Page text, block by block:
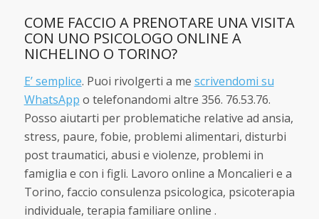
COME FACCIO A PRENOTARE UNA VISITA
CON UNO PSICOLOGO ONLINE A
NICHELINO O TORINO?
E’ semplice. Puoi rivolgerti a me scrivendomi su
WhatsApp o telefonandomi altre 356. 76.53.76.
Posso aiutarti per problematiche relative ad ansia,
stress, paure, fobie, problemi alimentari, disturbi
post traumatici, abusi e violenze, problemi in
famiglia e con i figli. Lavoro online a Moncalieri e a
Torino, faccio consulenza psicologica, psicoterapia
individuale, terapia familiare online .